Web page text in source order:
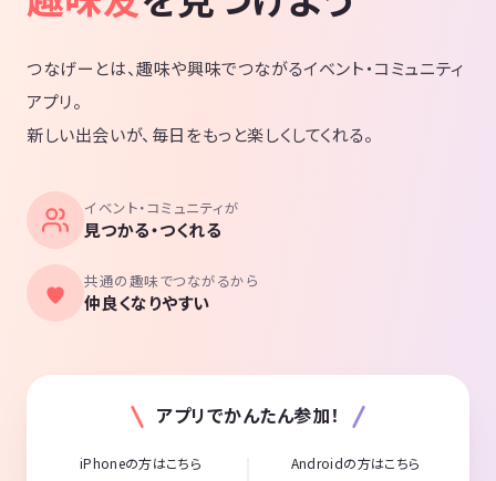
つなげーとは、趣味や興味でつながるイベント・コミュニティ
アプリ。
新しい出会いが、毎日をもっと楽しくしてくれる。
イベント・コミュニティが
見つかる・つくれる
共通の趣味でつながるから
仲良くなりやすい
アプリでかんたん参加！
iPhoneの方はこちら Androidの方はこちら